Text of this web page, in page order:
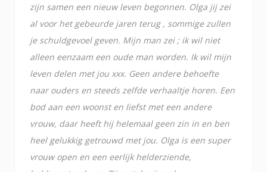
zijn samen een nieuw leven begonnen. Olga jij zei
al voor het gebeurde jaren terug , sommige zullen
je schuldgevoel geven. Mijn man zei ; ik wil niet
alleen eenzaam een oude man worden. Ik wil mijn
leven delen met jou xxx. Geen andere behoefte
naar ouders en steeds zelfde verhaaltje horen. Een
bod aan een woonst en liefst met een andere
vrouw, daar heeft hij helemaal geen zin in en ben
heel gelukkig getrouwd met jou. Olga is een super
vrouw open en een eerlijk helderziende,